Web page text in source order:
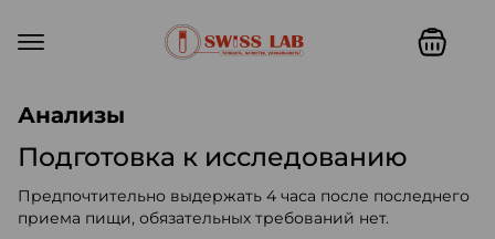
Анализы
Подготовка к исследованию
Предпочтительно выдержать 4 часа после последнего
приема пищи, обязательных требований нет.